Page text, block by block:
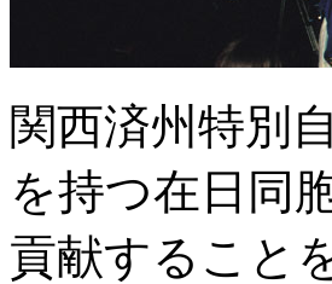
関西済州特別
を持つ在日同
貢献すること